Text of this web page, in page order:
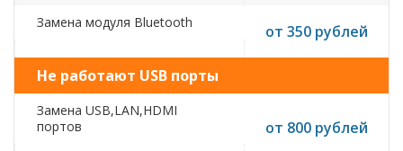
Замена модуля Bluetooth от 350 рублей
Не работают USB порты
Замена USB,LAN,HDMI
портов
от 800 рублей